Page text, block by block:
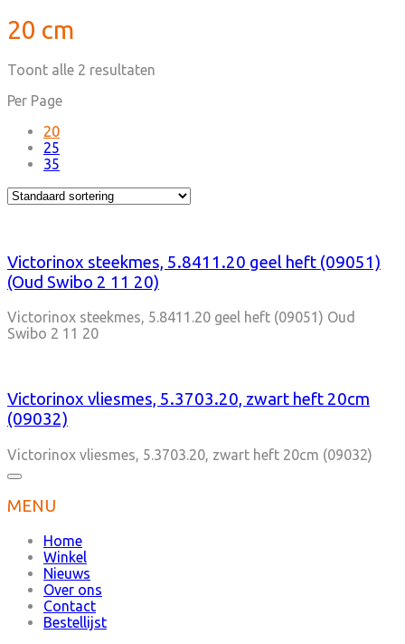
20 cm
Toont alle 2 resultaten
Per Page
20
25
35
Victorinox steekmes, 5.8411.20 geel heft (09051)
(Oud Swibo 2 11 20)
Victorinox steekmes, 5.8411.20 geel heft (09051) Oud
Swibo 2 11 20
Victorinox vliesmes, 5.3703.20, zwart heft 20cm
(09032)
Victorinox vliesmes, 5.3703.20, zwart heft 20cm (09032)
MENU
Home
Winkel
Nieuws
Over ons
Contact
Bestellijst